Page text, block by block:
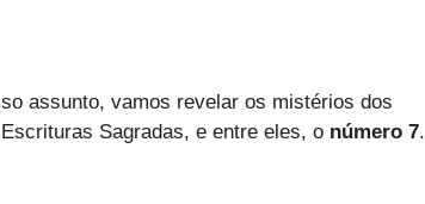
assunto, vamos revelar os mistérios dos
Sagradas, e entre eles, o número 7.